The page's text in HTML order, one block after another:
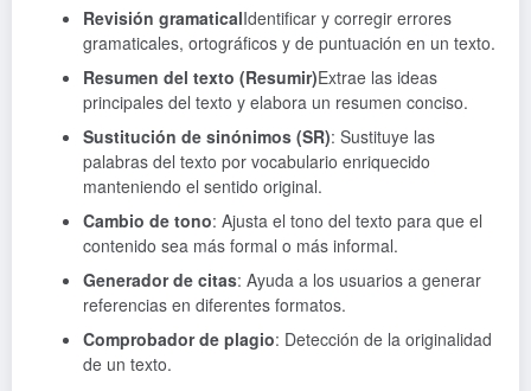
Revisión gramaticalIdentificar y corregir errores
gramaticales, ortográficos y de puntuación en un texto.
Resumen del texto (Resumir)Extrae las ideas
principales del texto y elabora un resumen conciso.
Sustitución de sinónimos (SR): Sustituye las
palabras del texto por vocabulario enriquecido
manteniendo el sentido original.
Cambio de tono: Ajusta el tono del texto para que el
contenido sea más formal o más informal.
Generador de citas: Ayuda a los usuarios a generar
referencias en diferentes formatos.
Comprobador de plagio: Detección de la originalidad
de un texto.